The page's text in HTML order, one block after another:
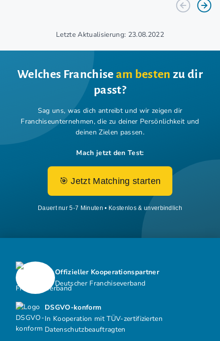
Letzte Aktualisierung: 23.08.2022
Welches Franchiseam besten zu dir
passt?
Sag uns, was dich antreibt und wir zeigen dir
Franchiseunternehmen, die zu deiner Persönlichkeit und
deinen Zielen passen.
Mach jetzt den Test:
🎯 Jetzt Matching starten
Dauert nur 5-7 Minuten • Kostenlos & unverbindlich
DSGVO-konform
In Kooperation mit TÜV-zertifizierten
Datenschutzbeauftragten
Offizieller Kooperationspartner
Deutscher Franchiseverband